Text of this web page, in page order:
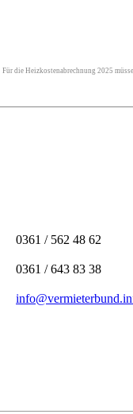
Für die Heizkostenabrechnung 2025
0361 / 562 48 62
0361 / 643 83 38